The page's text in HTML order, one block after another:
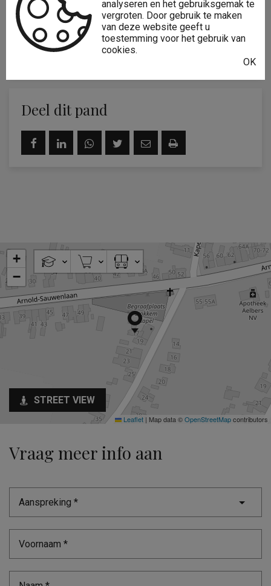
VRAAG MEER INFO AAN
Of bel ons op +32 89 75 33 08
Deel dit pand
+
−
Leaflet | Map data ©OpenStreetMapcontributors
STREET VIEW
Vraag meer info aan
Aanspreking *
analyseren en het gebruiksgemak te
vergroten. Door gebruik te maken
van deze website geeft u
toestemming voor het gebruik van
cookies.
OK